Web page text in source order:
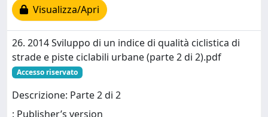
Visualizza/Apri
26. 2014 Sviluppo di un indice di qualità ciclistica di
strade e piste ciclabili urbane (parte 2 di 2).pdf
Accesso riservato
Descrizione: Parte 2 di 2
: Publisher’s version